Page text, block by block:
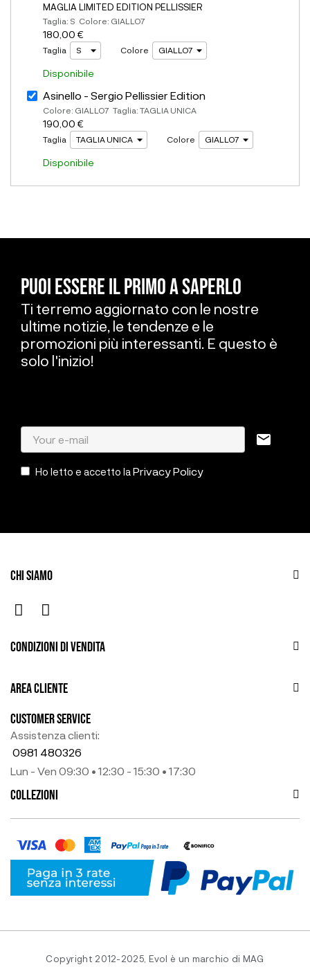
MAGLIA LIMITED EDITION PELLISSIER
Taglia: S Colore: GIALLO7
180,00 €
Taglia Colore
Disponibile
Asinello - Sergio Pellissier Edition
Colore: GIALLO7 Taglia: TAGLIA UNICA
190,00 €
Taglia Colore
Disponibile
PUOI ESSERE IL PRIMO A SAPERLO
Ti terremo aggiornato con le nostre
ultime notizie, le tendenze e le
promozioni più interessanti. E questo è
solo l'inizio!
mail
Ho letto e accetto laPrivacy Policy
CHI SIAMO
CONDIZIONI DI VENDITA
AREA CLIENTE
CUSTOMER SERVICE
Assistenza clienti:
0981 480326
Lun - Ven 09:30 • 12:30 - 15:30 • 17:30
COLLEZIONI
Copyright 2012-2025, Evol è un marchio di MAG